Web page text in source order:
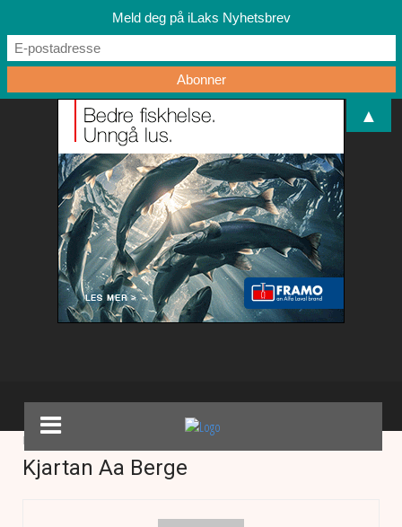
Home Posts by Kjartan Aa Berge
Kjartan Aa Berge
Meld deg på iLaks Nyhetsbrev
▲